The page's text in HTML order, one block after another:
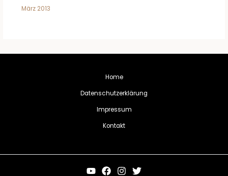
März 2013
Home
Datenschutzerklärung
Impressum
Kontakt